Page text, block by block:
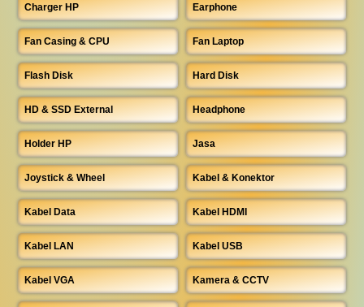
Charger HP Earphone
Fan Casing & CPU Fan Laptop
Flash Disk Hard Disk
HD & SSD External Headphone
Holder HP Jasa
Joystick & Wheel Kabel & Konektor
Kabel Data Kabel HDMI
Kabel LAN Kabel USB
Kabel VGA Kamera & CCTV